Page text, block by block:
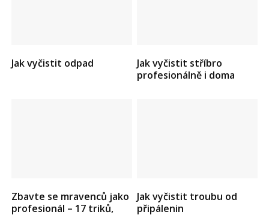
Jak vyčistit odpad
Jak vyčistit stříbro
profesionálně i doma
Zbavte se mravenců jako
profesionál – 17 triků,
Jak vyčistit troubu od
připálenin